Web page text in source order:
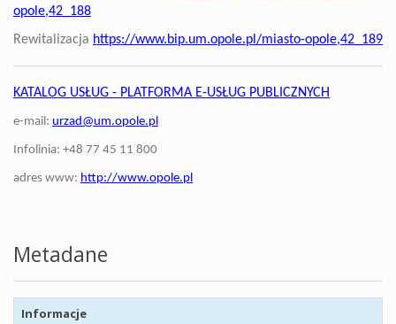
opole,42_188
Rewitalizacja https://www.bip.um.opole.pl/miasto-opole,42_189
KATALOG USŁUG - PLATFORMA E-USŁUG PUBLICZNYCH
e-mail: urzad@um.opole.pl
Infolinia: +48 77 45 11 800
adres www: http://www.opole.pl
Metadane
Informacje